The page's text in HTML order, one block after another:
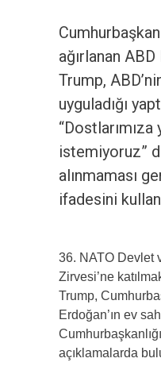
ağırlanan
Trump,
uyguladığı
“Dostlarımıza
istemiyoruz”
alınmaması
ifadesini
36.⁠ ⁠NATO Devlet
Zirvesi’ne
Trump,
Erdoğan’ın ev
açıklamalarda